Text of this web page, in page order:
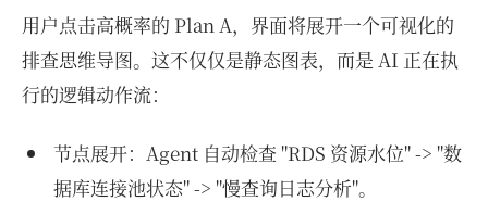
用户点击高概率的 Plan A，界面将展开一个可视化的
排查思维导图。这不仅仅是静态图表，而是 AI 正在执
行的逻辑动作流：
节点展开：Agent 自动检查 "RDS 资源水位" -> "数
据库连接池状态" -> "慢查询日志分析"。